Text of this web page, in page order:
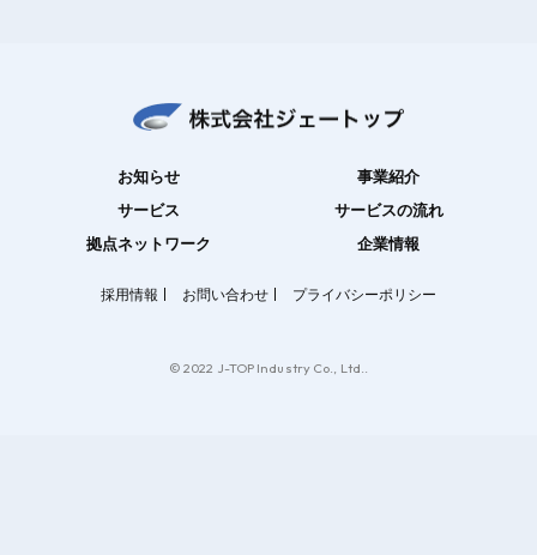
お知らせ
事業紹介
サービス
サービスの流れ
拠点ネットワーク
企業情報
採用情報 お問い合わせ プライバシーポリシー
© 2022 J-TOP Industry Co., Ltd..